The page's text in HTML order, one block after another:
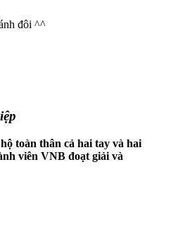
đôi ^^
toàn thân cả hai tay và hai
viên VNB đoạt giải và